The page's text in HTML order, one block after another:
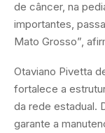
de câncer, na
importantes,
Mato Grosso”,
Otaviano Pivetta
fortalece a
da rede estadual.
garante a